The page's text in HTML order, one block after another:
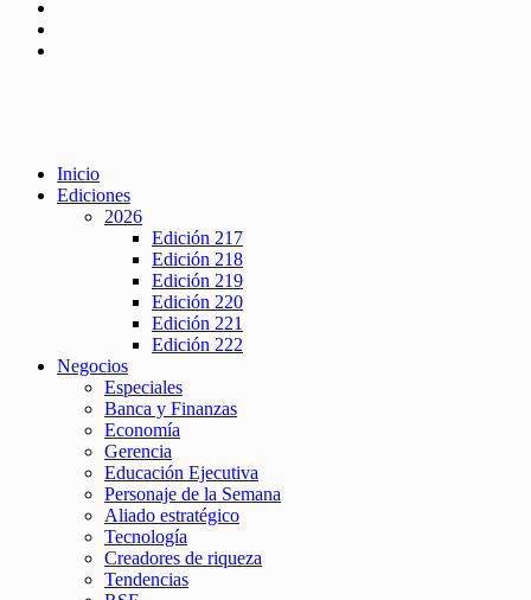
Inicio
Ediciones
2026
Edición 217
Edición 218
Edición 219
Edición 220
Edición 221
Edición 222
Negocios
Especiales
Banca y Finanzas
Economía
Gerencia
Educación Ejecutiva
Personaje de la Semana
Aliado estratégico
Tecnología
Creadores de riqueza
Tendencias